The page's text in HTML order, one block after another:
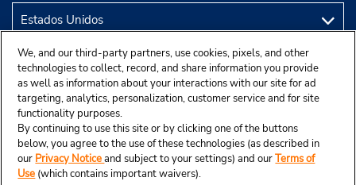
We, and our third-party partners, use cookies, pixels, and other
technologies to collect, record, and share information you provide
as well as information about your interactions with our site for ad
targeting, analytics, personalization, customer service and for site
functionality purposes.
By continuing to use this site or by clicking one of the buttons
below, you agree to the use of these technologies (as described in
our Privacy Noticeand subject to your settings) and ourTerms of
Use (which contains important waivers).